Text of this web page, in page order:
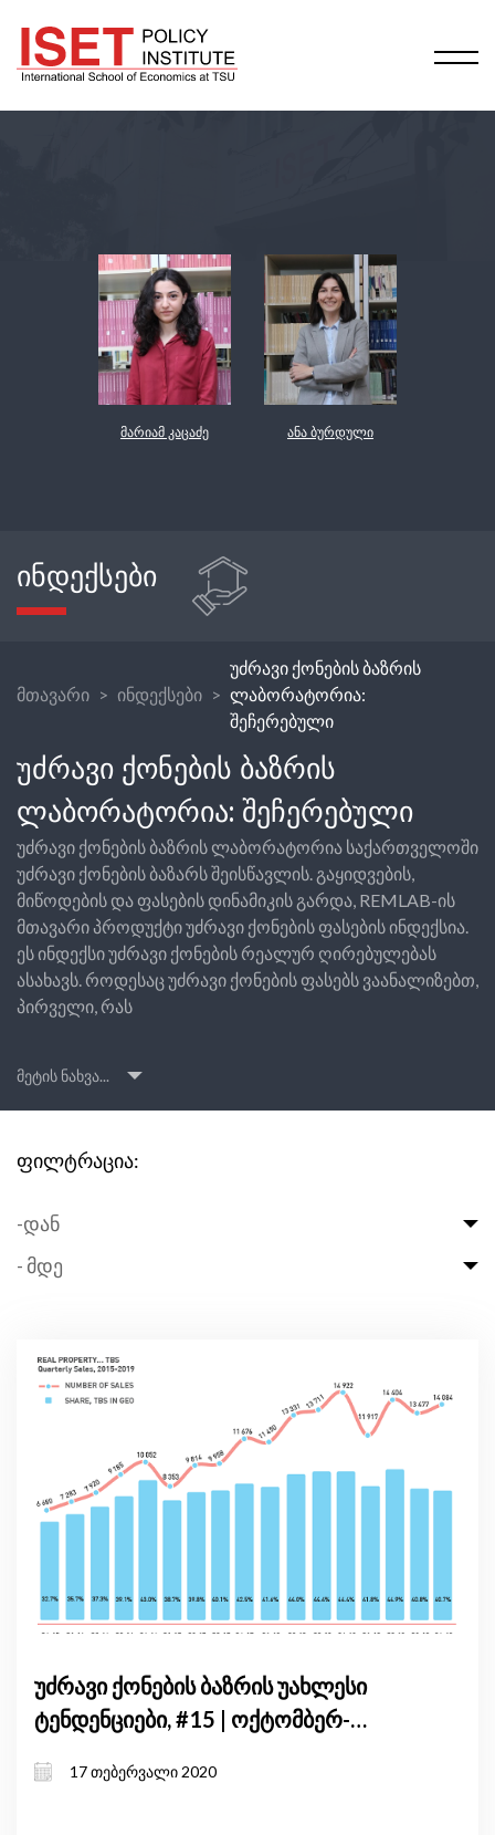
მარიამ კაცაძე ანა ბურდული
ᲘᲜᲓᲔᲥᲡᲔᲑᲘ
მთავარი ინდექსები
უძრავი ქონების ბაზრის
ლაბორატორია:
შეჩერებული
ᲣᲫᲠᲐᲕᲘ ᲥᲝᲜᲔᲑᲘᲡ ᲑᲐᲖᲠᲘᲡ
ᲚᲐᲑᲝᲠᲐᲢᲝᲠᲘᲐ: ᲨᲔᲩᲔᲠᲔᲑᲣᲚᲘ
უძრავი ქონების ბაზრის ლაბორატორია საქართველოში
უძრავი ქონების ბაზარს შეისწავლის. გაყიდვების,
მიწოდების და ფასების დინამიკის გარდა, REMLAB-ის
მთავარი პროდუქტი უძრავი ქონების ფასების ინდექსია.
ეს ინდექსი უძრავი ქონების რეალურ ღირებულებას
ასახავს. როდესაც უძრავი ქონების ფასებს ვაანალიზებთ,
პირველი, რას
მეტის ნახვა...
ფილტრაცია:
-დან
- მდე
უძრავი ქონების ბაზრის უახლესი
ტენდენციები, #15 | ოქტომბერ-
17 თებერვალი 2020